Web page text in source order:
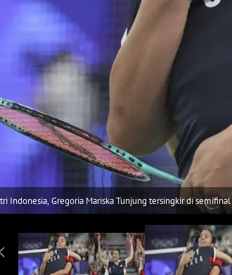
Indonesia, Gregoria Mariska Tunjung tersingkir di
Korea Selatan, An Se-young dalam laga tiga gim 21-
An Se-young memeluk hangat Jorji sebagai